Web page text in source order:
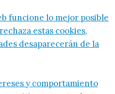
funcione lo mejor posible
estas cookies,
desaparecerán de la
y comportamiento